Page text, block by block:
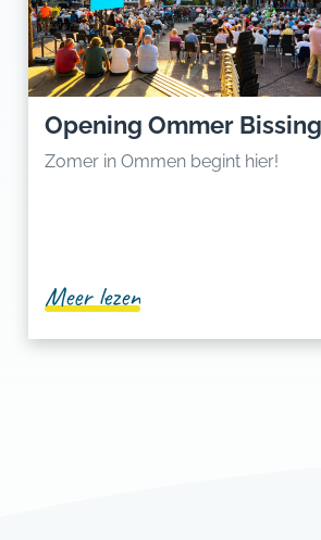
Opening Ommer
Zomer in Ommen begint hier!
Meer lezen